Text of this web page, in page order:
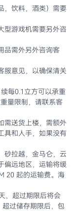
，饮料，酒类）需要
型游戏机需要另外咨
品需外另外咨询客
服意见，以确保清关
每0.1立方可以承重
量限制，请联系客
需送货上楼，需额外
具和人手，如果没有
砂拉越，金马仑，云
偏远地区，运输将缓
20 起的运输费。海
，超过期限后将会
过储存期限后，包